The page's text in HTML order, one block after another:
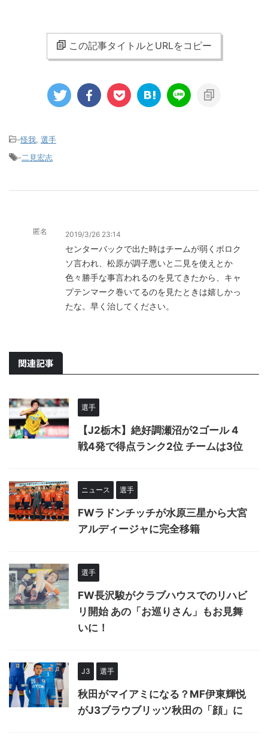
この記事タイトルとURLをコピー
-怪我, 選手
-二見宏志
匿名 2019/3/26 23:14
センターバックで出た時はチームが弱くボロク
ソ言われ、松原が調子悪いと二見を使えとか
色々勝手な事言われるのを見てきたから、キャ
プテンマーク巻いてるのを見たときは嬉しかっ
たな。早く治してください。
関連記事
選手
【J2栃木】絶好調瀬沼が2ゴール 4
戦4発で得点ランク2位 チームは3位
ニュース 選手
FWラドンチッチが水原三星から大宮
アルディージャに完全移籍
選手
FW長沢駿がクラブハウスでのリハビ
リ開始 あの「お巡りさん」もお見舞
いに！
J3 選手
秋田がマイアミになる？MF伊東輝悦
がJ3ブラウブリッツ秋田の「顔」に